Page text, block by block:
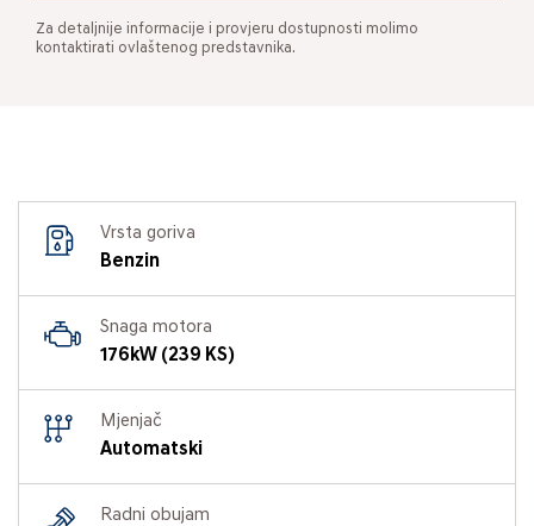
Za detaljnije informacije i provjeru dostupnosti molimo
kontaktirati ovlaštenog predstavnika.
Vrsta goriva
Benzin
Snaga motora
176kW (239 KS)
Mjenjač
Automatski
Radni obujam